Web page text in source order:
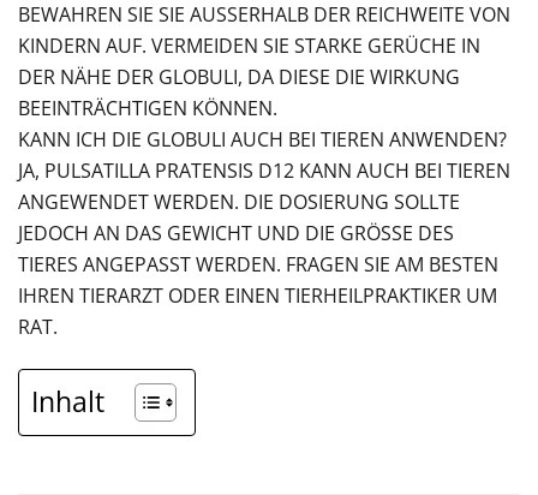
BEWAHREN SIE SIE AUSSERHALB DER REICHWEITE VON K
INDERN AUF. VERMEIDEN SIE STARKE GERÜCHE IN D
ER NÄHE DER GLOBULI, DA DIESE DIE WIRKUNG B
EEINTRÄCHTIGEN KÖNNEN.
KANN ICH DIE GLOBULI AUCH BEI TIEREN ANWENDEN?
JA, PULSATILLA PRATENSIS D12 KANN AUCH BEI TIEREN
ANGEWENDET WERDEN. DIE DOSIERUNG SOLLTE
JEDOCH AN DAS GEWICHT UND DIE GRÖSSE DES T
IERES ANGEPASST WERDEN. FRAGEN SIE AM BESTEN I
HREN TIERARZT ODER EINEN TIERHEILPRAKTIKER UM R
AT.
Inhalt